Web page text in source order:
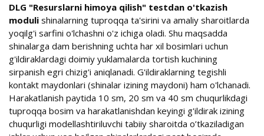
DLG "Resurslarni himoya qilish" testdan o'tkazish
moduli shinalarning tuproqqa ta'sirini va amaliy sharoitlarda
yoqilg'i sarfini o'lchashni o'z ichiga oladi. Shu maqsadda
shinalarga dam berishning uchta har xil bosimlari uchun
g'ildiraklardagi doimiy yuklamalarda tortish kuchining
sirpanish egri chizig'i aniqlanadi. G'ildiraklarning tegishli
kontakt maydonlari (shinalar izining maydoni) ham o'lchanadi.
Harakatlanish paytida 10 sm, 20 sm va 40 sm chuqurlikdagi
tuproqqa bosim va harakatlanishdan keyingi g'ildirak izining
chuqurligi modellashtiriluvchi tabiiy sharoitda o’tkaziladigan